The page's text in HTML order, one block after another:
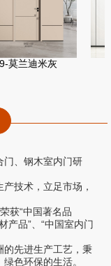
莫兰迪米灰
门、钢木室内门研
技术，立足市场，
获“中国著名品
产品”、“中国室内门
的先进生产工艺，秉
色环保的生活。